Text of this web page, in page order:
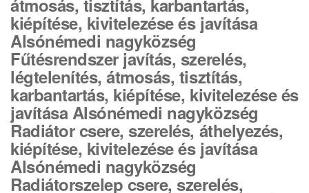
átmosás, tisztítás, karbantartás,
kiépítése, kivitelezése és javítása
Alsónémedi nagyközség
Fűtésrendszer javítás, szerelés,
légtelenítés, átmosás, tisztítás,
karbantartás, kiépítése, kivitelezése és
javítása Alsónémedi nagyközség
Radiátor csere, szerelés, áthelyezés,
kiépítése, kivitelezése és javítása
Alsónémedi nagyközség
Radiátorszelep csere, szerelés,